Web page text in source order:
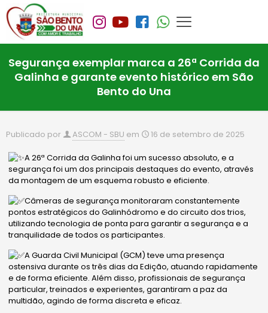
Segurança exemplar marca a 26ª Corrida da
Galinha e garante evento histórico em São
Bento do Una
Publicado por ASCOM - SBU em 16 de setembro de 2025
A 26ª Corrida da Galinha foi um sucesso absoluto, e a
segurança foi um dos principais destaques do evento, através
da montagem de um esquema robusto e eficiente.
Câmeras de segurança monitoraram constantemente
pontos estratégicos do Galinhódromo e do circuito dos trios,
utilizando tecnologia de ponta para garantir a segurança e a
tranquilidade de todos os participantes.
A Guarda Civil Municipal (GCM) teve uma presença
ostensiva durante os três dias da Edição, atuando rapidamente
e de forma eficiente. Além disso, profissionais de segurança
particular, treinados e experientes, garantiram a paz da
multidão, agindo de forma discreta e eficaz.